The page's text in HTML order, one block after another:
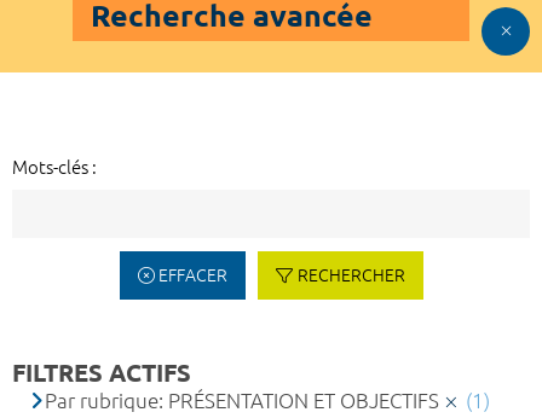
Recherche avancée
Mots-clés :
EFFACER RECHERCHER
FILTRES ACTIFS
Par rubrique: PRÉSENTATION ET OBJECTIFS (1)